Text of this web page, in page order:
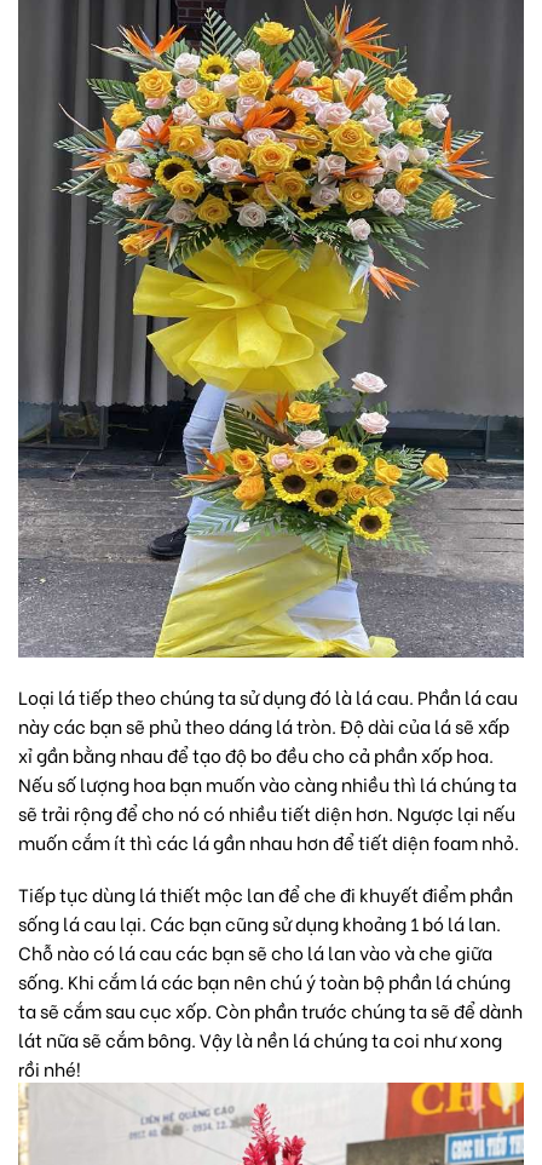
Loại lá tiếp theo chúng ta sử dụng đó là lá cau. Phần lá cau
này các bạn sẽ phủ theo dáng lá tròn. Độ dài của lá sẽ xấp
xỉ gần bằng nhau để tạo độ bo đều cho cả phần xốp hoa.
Nếu số lượng hoa bạn muốn vào càng nhiều thì lá chúng ta
sẽ trải rộng để cho nó có nhiều tiết diện hơn. Ngược lại nếu
muốn cắm ít thì các lá gần nhau hơn để tiết diện foam nhỏ.
Tiếp tục dùng lá thiết mộc lan để che đi khuyết điểm phần
sống lá cau lại. Các bạn cũng sử dụng khoảng 1 bó lá lan.
Chỗ nào có lá cau các bạn sẽ cho lá lan vào và che giữa
sống. Khi cắm lá các bạn nên chú ý toàn bộ phần lá chúng
ta sẽ cắm sau cục xốp. Còn phần trước chúng ta sẽ để dành
lát nữa sẽ cắm bông. Vậy là nền lá chúng ta coi như xong
rồi nhé!